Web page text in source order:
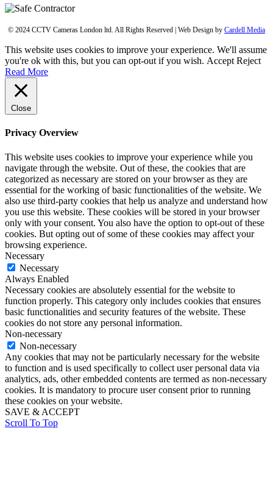
© 2024 CCTV Cameras London ltd. All Rights Reserved | Web Design by Cardell Media
This website uses cookies to improve your experience. We'll assume
you're ok with this, but you can opt-out if you wish. Accept Reject
Read More
Close
Privacy Overview
This website uses cookies to improve your experience while you
navigate through the website. Out of these, the cookies that are
categorized as necessary are stored on your browser as they are
essential for the working of basic functionalities of the website. We
also use third-party cookies that help us analyze and understand how
you use this website. These cookies will be stored in your browser
only with your consent. You also have the option to opt-out of these
cookies. But opting out of some of these cookies may affect your
browsing experience.
Necessary
Necessary
Always Enabled
Necessary cookies are absolutely essential for the website to
function properly. This category only includes cookies that ensures
basic functionalities and security features of the website. These
cookies do not store any personal information.
Non-necessary
Non-necessary
Any cookies that may not be particularly necessary for the website
to function and is used specifically to collect user personal data via
analytics, ads, other embedded contents are termed as non-necessary
cookies. It is mandatory to procure user consent prior to running
these cookies on your website.
SAVE & ACCEPT
Scroll To Top